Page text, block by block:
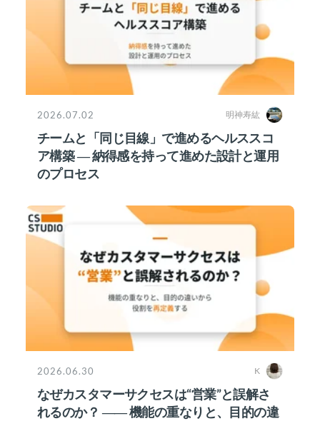
2026.07.02 明神寿紘
チームと「同じ目線」で進めるヘルススコ
ア構築 ― 納得感を持って進めた設計と運用
のプロセス
2026.06.30 K
なぜカスタマーサクセスは“営業”と誤解さ
れるのか？ ―― 機能の重なりと、目的の違